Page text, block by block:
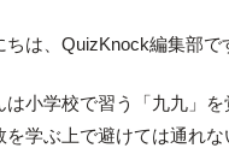
ちは、QuizKnock編集部で
は小学校で習う「九九」
を学ぶ上で避けては通れな